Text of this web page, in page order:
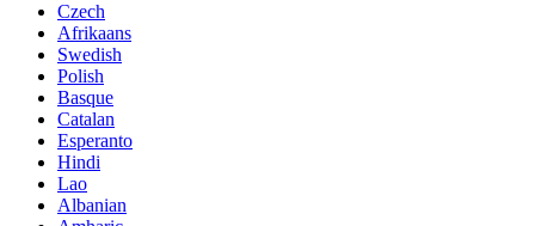
Czech
Afrikaans
Swedish
Polish
Basque
Catalan
Esperanto
Hindi
Lao
Albanian